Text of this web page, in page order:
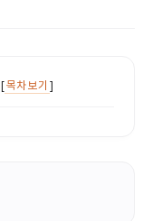
[목차 보기 ]